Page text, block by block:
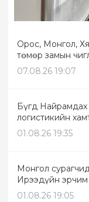
Орос, Монгол,
төмөр замын
07.08.26 19:07
Бүгд Найрамдах
логистикийн
01.08.26 19:35
Монгол
Ирээдүйн
01.08.26 19:05